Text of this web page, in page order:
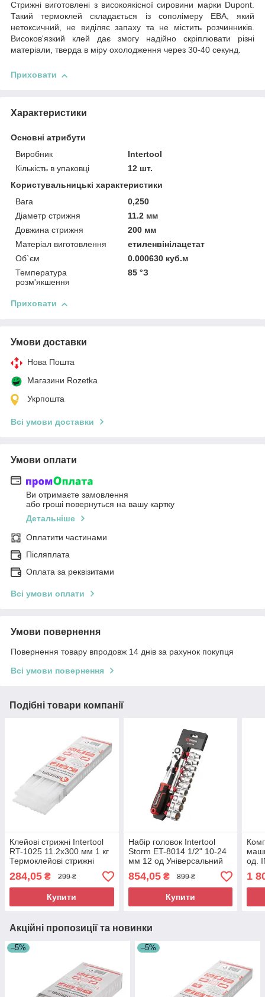
Стрижні виготовлені з високоякісної сировини марки Dupont.
Такий термоклей складається із сополімеру ЕВА, який
нетоксичний, не виділяє запаху та не містить розчинників.
Високов'язкий клей дає змогу надійно скріплювати різні
матеріали, тверда в міру охолодження через 30-40 секунд.
Приховати
Характеристики
Основні атрибути
Виробник
Intertool
Кількість в упаковці
12 шт.
Користувальницькі характеристики
Вага
0,250
Діаметр стрижня
11.2 мм
Довжина стрижня
200 мм
Матеріал виготовлення
етиленвінілацетат
Об`єм
0.000630 куб.м
Температура
розм'якшення
85 °З
Приховати
Умови доставки
Нова Пошта
Магазини Rozetka
Укрпошта
Всі умови доставки
Умови оплати
Ви отримаєте замовлення
або гроші повернуться на вашу картку
Детальніше
Оплатити частинами
Післяплата
Оплата за реквізитами
Всі умови оплати
Умови повернення
Повернення товару впродовж 14 днів за рахунок покупця
Всі умови повернення
Подібні товари компанії
Клейові стрижні Intertool
RT-1025 11.2х300 мм 1 кг
Термоклейові стрижні
Гарячий клей
284,05 ₴ 299 ₴
Купити
Набір головок Intertool
Storm ET-8014 1/2" 10-24
мм 12 од Універсальний
набір головок Слюсарний
набір головок
854,05₴ 899 ₴
Купити
од.
1
Акційні пропозиції та новинки
–5% –5%